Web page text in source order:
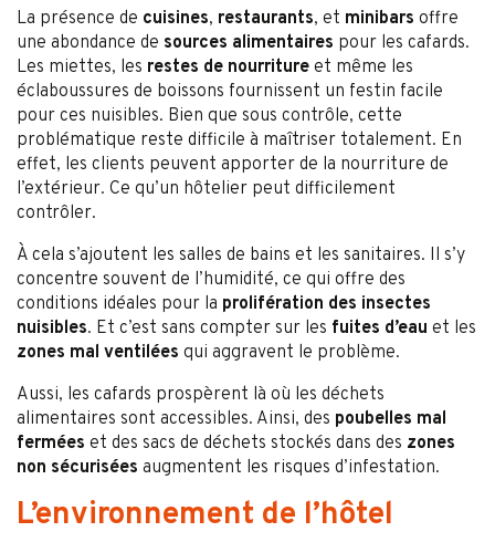
La présence de cuisines, restaurants, et minibars offre
une abondance de sources alimentaires pour les cafards.
Les miettes, les restes de nourriture et même les
éclaboussures de boissons fournissent un festin facile
pour ces nuisibles. Bien que sous contrôle, cette
problématique reste difficile à maîtriser totalement. En
effet, les clients peuvent apporter de la nourriture de
l’extérieur. Ce qu’un hôtelier peut difficilement
contrôler.
À cela s’ajoutent les salles de bains et les sanitaires. Il s’y
concentre souvent de l’humidité, ce qui offre des
conditions idéales pour la prolifération des insectes
nuisibles. Et c’est sans compter sur les fuites d’eau et les
zones mal ventilées qui aggravent le problème.
Aussi, les cafards prospèrent là où les déchets
alimentaires sont accessibles. Ainsi, des poubelles mal
fermées et des sacs de déchets stockés dans des zones
non sécurisées augmentent les risques d’infestation.
L’environnement de l’hôtel